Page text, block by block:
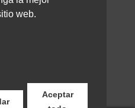
web.
Aceptar